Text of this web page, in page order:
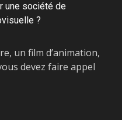
une société de
?
un film d’animation,
devez faire appel